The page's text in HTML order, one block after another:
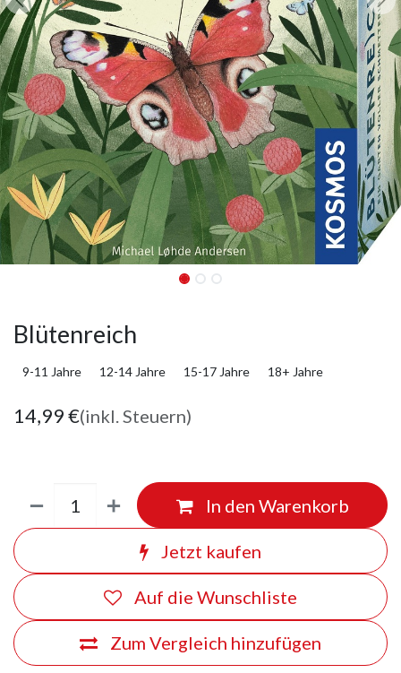
Blütenreich
9-11 Jahre 12-14 Jahre 15-17 Jahre 18+ Jahre
14,99€(inkl. Steuern)
In den Warenkorb
Jetzt kaufen
Zum Vergleich hinzufügen
Auf die Wunschliste